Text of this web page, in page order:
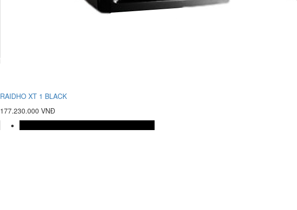
RAIDHO XT 1 BLACK
177.230.000 VNĐ